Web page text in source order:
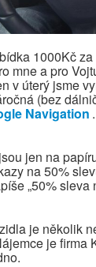
1000Kč
mne a pro
v úterý jsme
(bez
Navigation
jen na
na 50%
„50% sleva
je několik
je firma